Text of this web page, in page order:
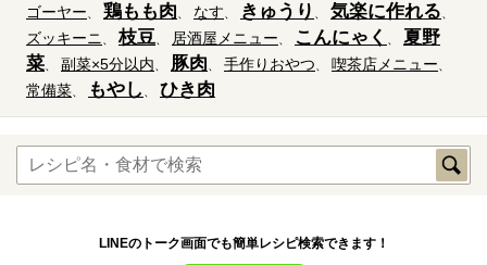
ゴーヤー 鶏もも肉 なす きゅうり 気楽に作れる
ズッキーニ 枝豆 居酒屋メニュー こんにゃく
夏野
菜
副菜×5分以内 豚肉 手作りおやつ
喫茶店メニュー
常備菜
もやし ひき肉
LINEのトーク画面でも簡単レシピ検索できます！